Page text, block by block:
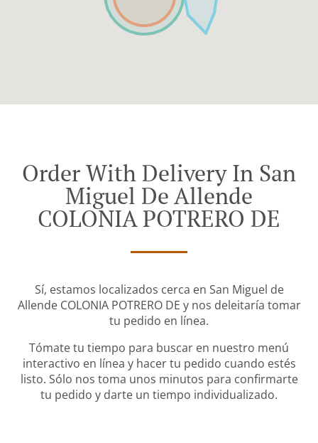
Order With Delivery In San
Miguel De Allende
COLONIA POTRERO DE
Sí, estamos localizados cerca en San Miguel de
Allende COLONIA POTRERO DE y nos deleitaría tomar
tu pedido en línea.
Tómate tu tiempo para buscar en nuestro menú
interactivo en línea y hacer tu pedido cuando estés
listo. Sólo nos toma unos minutos para confirmarte
tu pedido y darte un tiempo individualizado.